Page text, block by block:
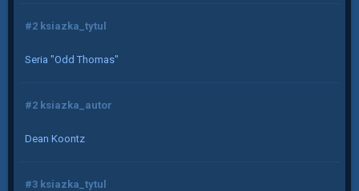
#2 ksiazka_tytul
Seria "Odd Thomas"
#2 ksiazka_autor
Dean Koontz
#3 ksiazka_tytul